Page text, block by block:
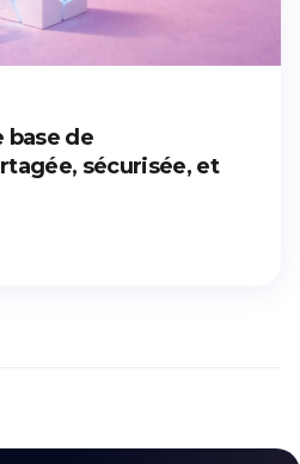
base de
sécurisée, et